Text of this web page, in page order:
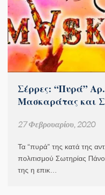
Σέρρες: “Πυρά”
Μασκαράτας και
27 Φεβρουαρίου, 2020
Τα “πυρά” της κατά της
πολιτισμού Σωτηρίας
της η επικ…